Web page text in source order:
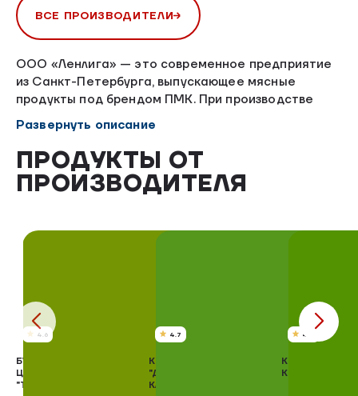
ВСЕ ПРОИЗВОДИТЕЛИ
ООО «Ленлига» — это современное предприятие
из Санкт-Петербурга, выпускающее мясные
продукты под брендом ПМК. При производстве
продукции используются высококачественные
компоненты: только охлажденное мясо,
натуральные приправы и цельное молоко.
Развернуть описание
ПРОДУКТЫ ОТ
ПРОИЗВОДИТЕЛЯ
4.6
БУЖЕНИНА ИЗ МЯСА
ЦЫПЛЯТ БРОЙЛЕРОВ
"ТРАДИЦИОННАЯ"
4.7
КОЛБАСА ВАРЕНАЯ
"ДОКТОРСКАЯ
КЛАССИЧЕСКАЯ"
4.8
КОЛБАСА "ПО-
КРАКОВСКИ"